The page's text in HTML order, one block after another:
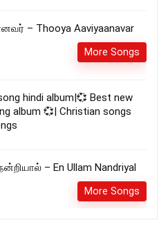
– Thooya Aaviyaanavar
More Songs
hindi album|💞 Best new
album 💞| Christian songs
– En Ullam Nandriyal
More Songs